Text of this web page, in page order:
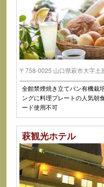
〒758-0025 山口県萩市大字
全館禁煙焼き立てパン有機栽
ングに料理プレートの人気朝
ード使用不可
萩観光ホテル